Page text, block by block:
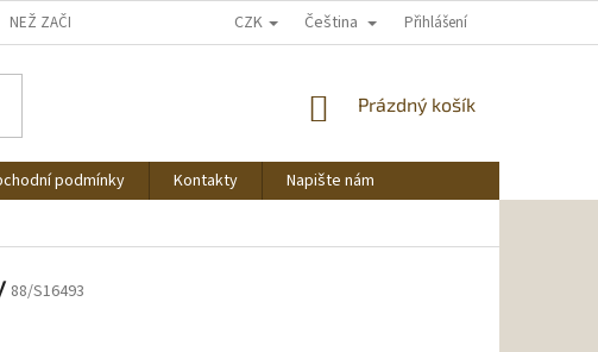
NEŽ ZAČNU NAKUPOVAT CZK Čeština Přihlášení
NÁKUPNÍ
Prázdný košík
podmínky Kontakty
Napište nám
88/S16493